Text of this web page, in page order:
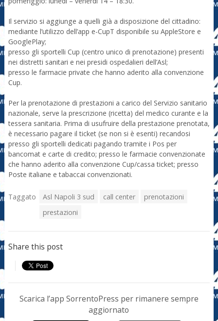
Il servizio si aggiunge a quelli già a disposizione del cittadino:
mediante l’utilizzo dell’app e-CupT disponibile su AppleStore e
GooglePlay;
presso gli sportelli Cup (centro unico di prenotazione) presenti
nei distretti sanitari e nei presidi ospedalieri dell’Asl;
presso le farmacie private che hanno aderito alla convenzione
Cup.
Per la prenotazione di prestazioni a carico del Servizio sanitario
nazionale, serve la prescrizione (ricetta) del medico curante e la
tessera sanitaria. Prima di usufruire della prestazione prenotata,
è necessario pagare il ticket (se non si è esenti) recandosi
presso gli sportelli dedicati pagando tramite i Pos per
bancomat e carte di credito; presso le farmacie convenzionate
che hanno aderito alla convenzione Cup/cassa ticket; presso
Poste italiane e tabaccai convenzionati.
Taggato Asl Napoli 3 sud call center
prenotazioni
prestazioni
Share this post
Scarica l’app SorrentoPress per rimanere sempre
aggiornato